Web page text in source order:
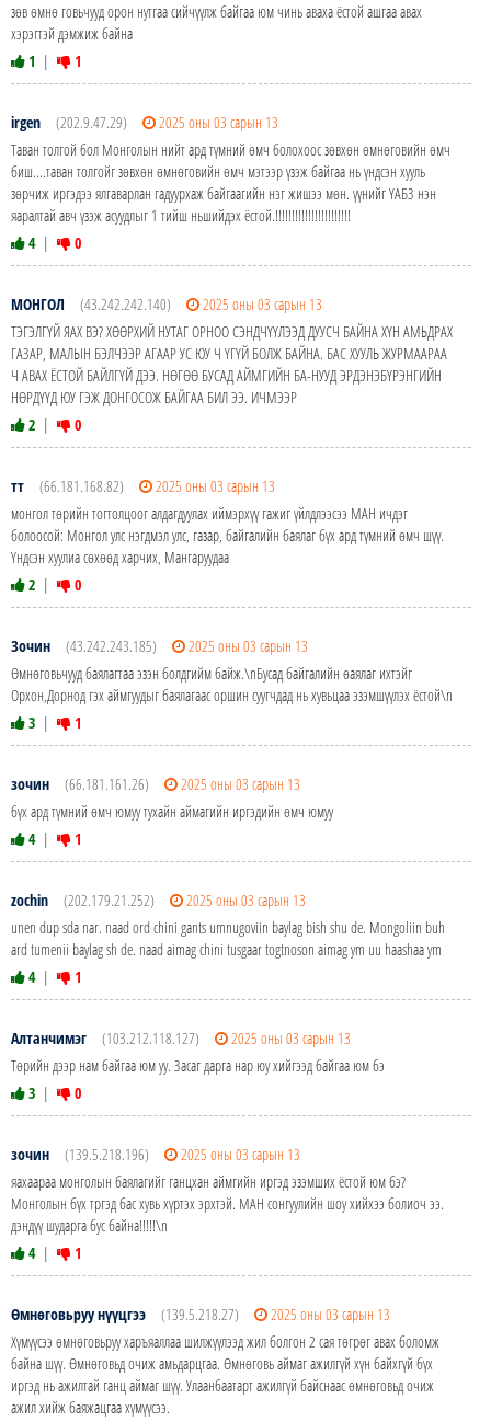
зөв өмнө говьчууд орон нутгаа сийчүүлж байгаа юм чинь аваха ёстой ашгаа авах
хэрэгтэй дэмжиж байна
1 | 1
irgen (202.9.47.29)
2025 оны 03 сарын 13
Таван толгой бол Монголын нийт ард түмний өмч болохоос зөвхөн өмнөговийн өмч
биш....таван толгойг зөвхөн өмнөговийн өмч мэтээр үзэж байгаа нь үндсэн хууль
зөрчиж иргэдээ ялгаварлан гадуурхаж байгаагийн нэг жишээ мөн. үүнийг ҮАБЗ нэн
яаралтай авч үзэж асуудлыг 1 тийш ньшийдэх ёстой.!!!!!!!!!!!!!!!!!!!!!!!
4 | 0
МОНГОЛ (43.242.242.140)
2025 оны 03 сарын 13
ТЭГЭЛГҮЙ ЯАХ ВЭ? ХӨӨРХИЙ НУТАГ ОРНОО СЭНДЧҮҮЛЭЭД ДУУСЧ БАЙНА ХҮН АМЬДРАХ
ГАЗАР, МАЛЫН БЭЛЧЭЭР АГААР УС ЮУ Ч ҮГҮЙ БОЛЖ БАЙНА. БАС ХУУЛЬ ЖУРМААРАА
Ч АВАХ ЁСТОЙ БАЙЛГҮЙ ДЭЭ. НӨГӨӨ БУСАД АЙМГИЙН БА-НУУД ЭРДЭНЭБҮРЭНГИЙН
НӨРДҮҮД ЮУ ГЭЖ ДОНГОСОЖ БАЙГАА БИЛ ЭЭ. ИЧМЭЭР
2 | 0
тт (66.181.168.82)
2025 оны 03 сарын 13
монгол төрийн тогтолцоог алдагдуулах иймэрхүү гажиг үйлдлээсээ МАН ичдэг
болоосой: Монгол улс нэгдмэл улс, газар, байгалийн баялаг бүх ард түмний өмч шүү.
Үндсэн хуулиа сөхөөд харчих, Мангаруудаа
2 | 0
Зочин (43.242.243.185)
2025 оны 03 сарын 13
Өмнөговьчууд баялагтаа эзэн болдгийм байж.\nБусад байгалийн өаялаг ихтэйг
Орхон,Дорнод гэх аймгуудыг баялагаас оршин суугчдад нь хувьцаа эзэмшүүлэх ёстой\n
3 | 1
зочин (66.181.161.26)
2025 оны 03 сарын 13
бүх ард түмний өмч юмуу тухайн аймагийн иргэдийн өмч юмуу
4 | 1
zochin (202.179.21.252)
2025 оны 03 сарын 13
unen dup sda nar. naad ord chini gants umnugoviin baylag bish shu de. Mongoliin buh
ard tumenii baylag sh de. naad aimag chini tusgaar togtnoson aimag ym uu haashaa ym
4 | 1
Алтанчимэг (103.212.118.127)
2025 оны 03 сарын 13
Төрийн дээр нам байгаа юм уу. Засаг дарга нар юу хийгээд байгаа юм бэ
3 | 0
зочин (139.5.218.196)
2025 оны 03 сарын 13
яахаараа монголын баялагийг ганцхан аймгийн иргэд эзэмших ёстой юм бэ?
Монголын бүх тргэд бас хувь хүртэх эрхтэй. МАН сонгуулийн шоу хийхээ болиоч ээ.
дэндүү шударга бус байна!!!!!\n
4 | 1
Өмнөговьруу нүүцгээ (139.5.218.27)
2025 оны 03 сарын 13
Хүмүүсээ өмнөговьруу харъяаллаа шилжүүлээд жил болгон 2 сая төгрөг авах боломж
байна шүү. Өмнөговьд очиж амьдарцгаа. Өмнөговь аймаг ажилгүй хүн байхгүй бүх
иргэд нь ажилтай ганц аймаг шүү. Улаанбаатарт ажилгүй байснаас өмнөговьд очиж
ажил хийж баяжацгаа хүмүүсээ.